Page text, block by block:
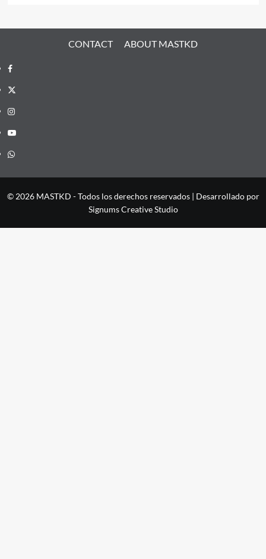
CONTACT ABOUT MASTKD
Facebook
X
Instagram
YouTube
Whatsapp